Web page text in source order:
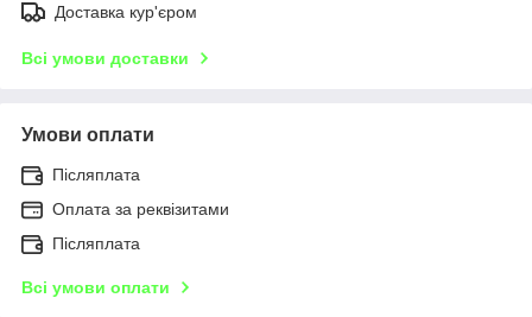
Доставка кур'єром
Всі умови доставки
Умови оплати
Післяплата
Оплата за реквізитами
Післяплата
Всі умови оплати